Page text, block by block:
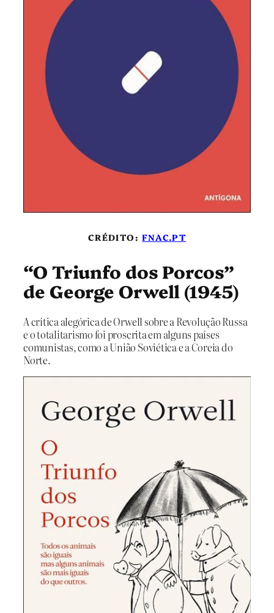
CRÉDITO:FNAC.PT
“O Triunfo dos Porcos”
de George Orwell (1945)
A crítica alegórica de Orwell sobre a Revolução Russa
e o totalitarismo foi proscrita em alguns países
comunistas, como a União Soviética e a Coreia do
Norte.